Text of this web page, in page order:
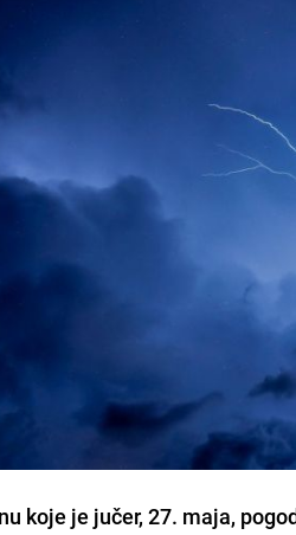
koje je jučer, 27. maja,